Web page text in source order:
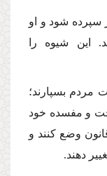
شود و او
این شیوه را
مردم بسپارند؛
و مفسده خود
وضع كنند و
دهند.